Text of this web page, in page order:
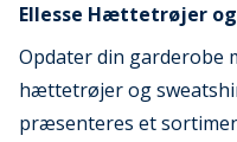
Ellesse Hættetrøjer
Opdater din garderobe
hættetrøjer og
præsenteres et